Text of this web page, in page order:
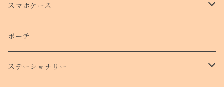
トートバッグ
スマホケース
側面プリントハードケース
手帳型スマホケース
ポーチ
ステーショナリー